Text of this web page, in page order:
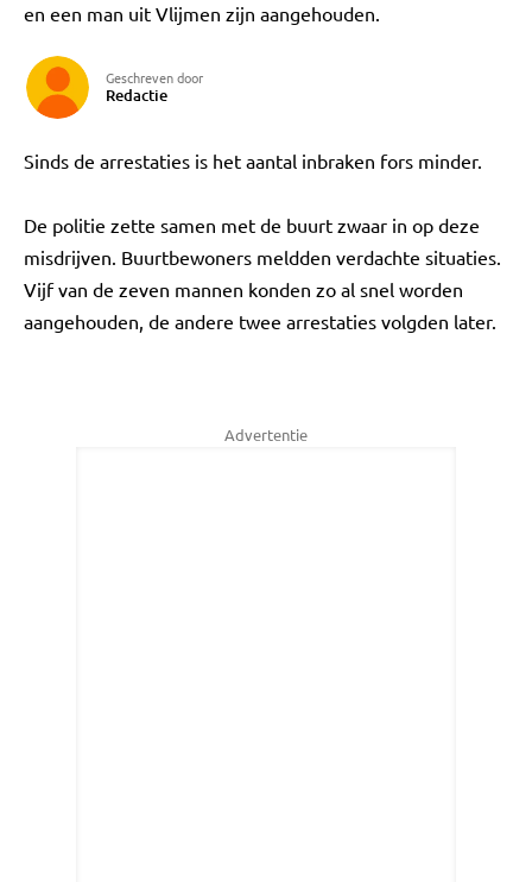
en een man uit Vlijmen zijn aangehouden.
Geschreven door
Redactie
Sinds de arrestaties is het aantal inbraken fors minder.
De politie zette samen met de buurt zwaar in op deze
misdrijven. Buurtbewoners meldden verdachte situaties.
Vijf van de zeven mannen konden zo al snel worden
aangehouden, de andere twee arrestaties volgden later.
Advertentie